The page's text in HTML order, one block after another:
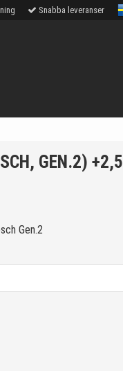
Snabba leveranser
GEN.2) +2,5
Gen.2